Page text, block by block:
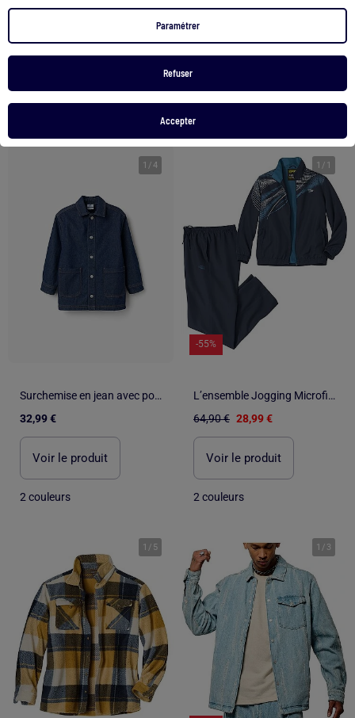
Paramétrer
Refuser
Accepter
Sweat Homme Le Coq Sportif
Tee Shirt Kaporal Beter
1 /4
Surchemise en jean avec poches frontales
32,99 €
Voir le produit
2 couleurs
1 / 1
-55%
L’ensemble Jogging Microfibre Sport Team - ATLAS FOR MEN
64,90 € 28,99 €
Voir le produit
2 couleurs
1 / 5 1 / 3